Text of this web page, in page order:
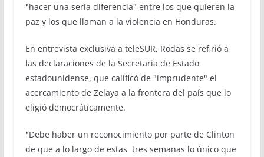
"hacer una seria diferencia" entre los que quieren la
paz y los que llaman a la violencia en Honduras.
En entrevista exclusiva a teleSUR, Rodas se refirió a
las declaraciones de la Secretaria de Estado
estadounidense, que calificó de "imprudente" el
acercamiento de Zelaya a la frontera del país que lo
eligió democráticamente.
"Debe haber un reconocimiento por parte de Clinton
de que a lo largo de estas tres semanas lo único que